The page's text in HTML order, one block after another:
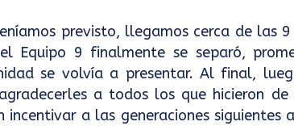
previsto, llegamos cerca de las
Equipo 9 finalmente se separó,
se volvía a presentar. Al final,
a todos los que hicieron
incentivar a las generaciones